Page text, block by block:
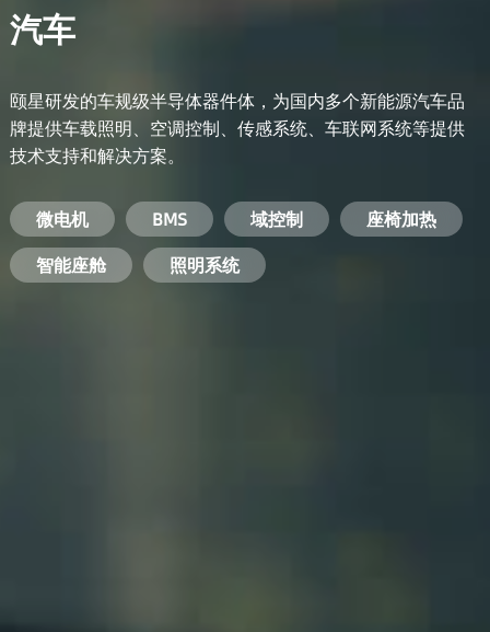
汽车
颐星研发的车规级半导体器件体，为国内多个新能源汽车品
牌提供车载照明、空调控制、传感系统、车联网系统等提供
技术支持和解决方案。
微电机 BMS 域控制
座椅加热
智能座舱
照明系统
电池管理系统
储能逆变器
工业电焊机 变频器
电机驱动
安防摄像头
开关电源 手机充电器
服务器电源
PC电源
电脑 手机 基站 机顶盒
智能农业 智能医疗
智能交通
智能家居